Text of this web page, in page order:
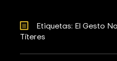
Etiquetas: El Gesto
Títeres